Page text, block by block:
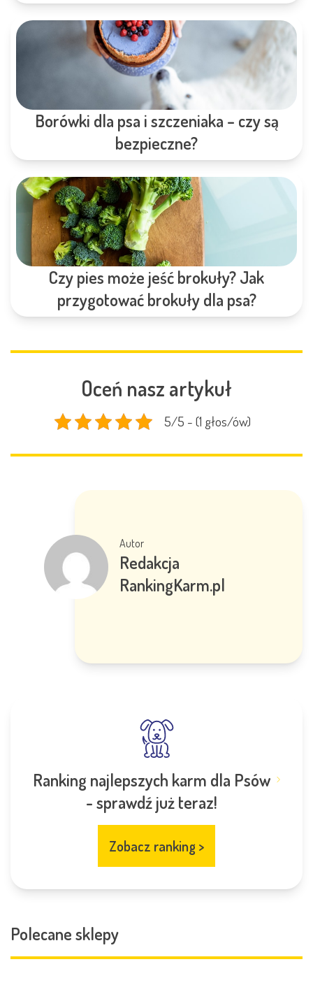
Borówki dla psa i szczeniaka – czy są
bezpieczne?
Czy pies może jeść brokuły? Jak
przygotować brokuły dla psa?
Oceń nasz artykuł
5/5 - (1 głos/ów)
Autor
Redakcja
RankingKarm.pl
Ranking najlepszych karm dla Psów
- sprawdź już teraz!
Zobacz ranking >
Polecane sklepy